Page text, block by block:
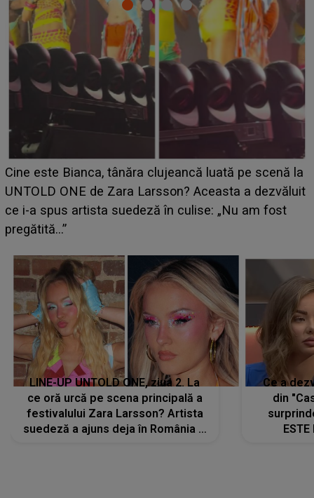
HOROSCOP 11 august 2026. Marte intră în Rac și
aduce tensiuni uriașe pentru o zodie! Conflictele
izbucnesc din senin în jurul ei, iar o situație dificilă
scapă de sub control
LINE-UP UNTOLD ONE, ziua 2. La
ce oră urcă pe scena principală a
festivalului Zara Larsson? Artista
suedeză a ajuns deja în România și
Ce a
din